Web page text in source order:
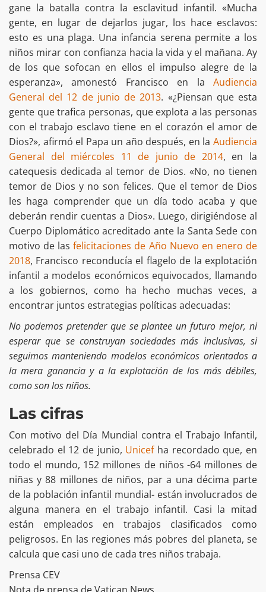
gane la batalla contra la esclavitud infantil. «Mucha
gente, en lugar de dejarlos jugar, los hace esclavos:
esto es una plaga. Una infancia serena permite a los
niños mirar con confianza hacia la vida y el mañana. Ay
de los que sofocan en ellos el impulso alegre de la
esperanza», amonestó Francisco en la Audiencia
General del 12 de junio de 2013. «¿Piensan que esta
gente que trafica personas, que explota a las personas
con el trabajo esclavo tiene en el corazón el amor de
Dios?», afirmó el Papa un año después, en la Audiencia
General del miércoles 11 de junio de 2014, en la
catequesis dedicada al temor de Dios. «No, no tienen
temor de Dios y no son felices. Que el temor de Dios
les haga comprender que un día todo acaba y que
deberán rendir cuentas a Dios». Luego, dirigiéndose al
Cuerpo Diplomático acreditado ante la Santa Sede con
motivo de lasfelicitaciones de Año Nuevo en enero de
2018, Francisco reconducía el flagelo de la explotación
infantil a modelos económicos equivocados, llamando
a los gobiernos, como ha hecho muchas veces, a
encontrar juntos estrategias políticas adecuadas:
No podemos pretender que se plantee un futuro mejor, ni
esperar que se construyan sociedades más inclusivas, si
seguimos manteniendo modelos económicos orientados a
la mera ganancia y a la explotación de los más débiles,
como son los niños.
Las cifras
Con motivo del Día Mundial contra el Trabajo Infantil,
celebrado el 12 de junio, Unicefha recordado que, en
todo el mundo, 152 millones de niños -64 millones de
niñas y 88 millones de niños, par a una décima parte
de la población infantil mundial- están involucrados de
alguna manera en el trabajo infantil. Casi la mitad
están empleados en trabajos clasificados como
peligrosos. En las regiones más pobres del planeta, se
calcula que casi uno de cada tres niños trabaja.
Prensa CEV